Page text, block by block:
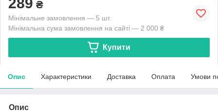
₴
Мінімальне замовлення — 5 шт.
Мінімальна сума замовлення на сайті — 2 000 ₴
Купити
Опис Характеристики Доставка Оплата Умови
Опис